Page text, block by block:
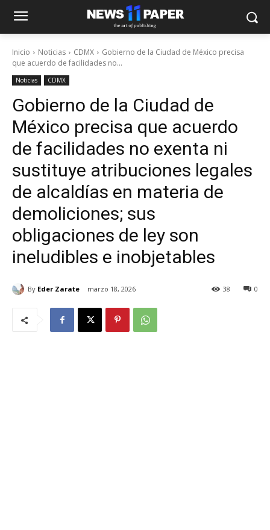
Inicio Noticias CDMX
Gobierno de la Ciudad de México precisa
que acuerdo de facilidades no...
Noticias CDMX
Gobierno de la Ciudad de
México precisa que acuerdo
de facilidades no exenta ni
sustituye atribuciones legales
de alcaldías en materia de
demoliciones; sus
obligaciones de ley son
ineludibles e inobjetables
By Eder Zarate marzo 18, 2026 0
38